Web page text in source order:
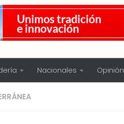
Nacionales Opinión